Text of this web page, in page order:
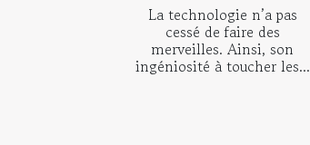
La technologie n’a pas
cessé de faire des
merveilles. Ainsi, son
ingéniosité à toucher les...